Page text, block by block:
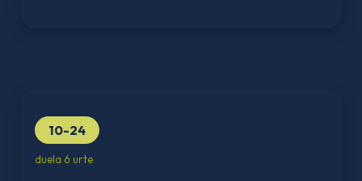
10-24
duela 6 urte